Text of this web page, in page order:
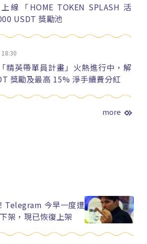
線「HOME TOKEN SPLASH 活
USDT 獎勵池
18:30
精英帶單員計畫」火熱進行中，解
獎勵及最高 15% 淨手續費分紅
more
Telegram 今早一度遭
架，現已恢復上架